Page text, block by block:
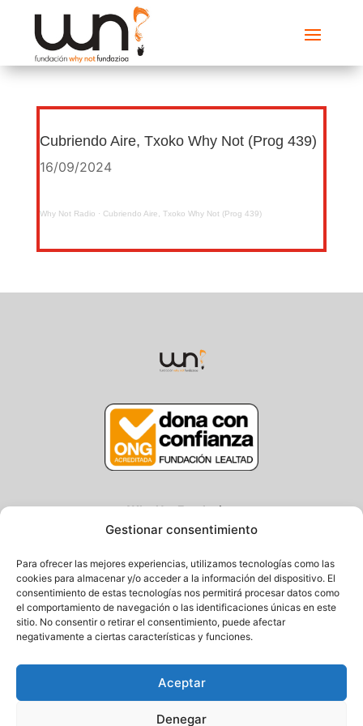
Gestionar consentimiento
Para ofrecer las mejores experiencias, utilizamos tecnologías como las
cookies para almacenar y/o acceder a la información del dispositivo. El
consentimiento de estas tecnologías nos permitirá procesar datos como
el comportamiento de navegación o las identificaciones únicas en este
sitio. No consentir o retirar el consentimiento, puede afectar
negativamente a ciertas características y funciones.
Aceptar
Denegar
Cubriendo Aire, Txoko Why Not (Prog 439)
16/09/2024
Why Not Radio · Cubriendo Aire, Txoko Why Not (Prog 439)
Why Not Fundazioa
Centro/Txoko: Particular de Ategorrieta 3
20013 Donostia – Gipuzkoa
Tel.: (+34) 943 058 694 / 627 014 791
Email: info@fundacionwhynot.org
Pribazitate Politika
Cookie Politika